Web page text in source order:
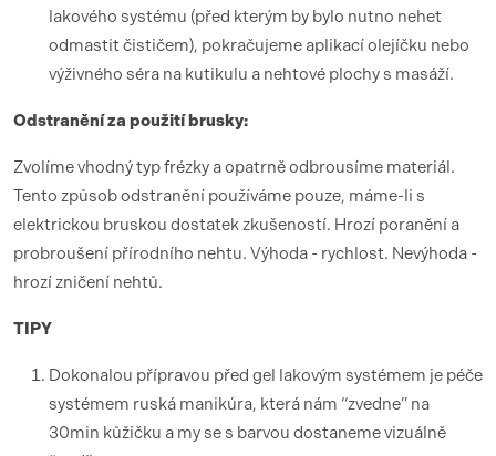
lakového systému (před kterým by bylo nutno nehet
odmastit čističem), pokračujeme aplikací olejíčku nebo
výživného séra na kutikulu a nehtové plochy s masáží.
Odstranění za použití brusky:
Zvolíme vhodný typ frézky a opatrně odbrousíme materiál.
Tento způsob odstranění používáme pouze, máme-li s
elektrickou bruskou dostatek zkušeností. Hrozí poranění a
probroušení přírodního nehtu. Výhoda - rychlost. Nevýhoda -
hrozí zničení nehtů.
TIPY
Dokonalou přípravou před gel lakovým systémem je péče
systémem ruská manikúra, která nám “zvedne” na
30min kůžičku a my se s barvou dostaneme vizuálně